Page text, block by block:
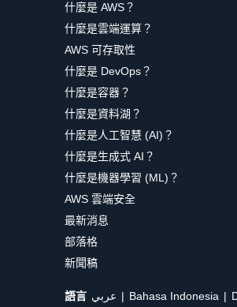
什麼是 AWS？
什麼是雲端運算？
AWS 可存取性
什麼是 DevOps？
什麼是容器？
什麼是資料湖？
什麼是人工智慧 (AI)？
什麼是生成式 AI？
什麼是機器學習 (ML)？
AWS 雲端安全
最新消息
部落格
新聞稿
語言 عربي Bahasa Indonesia